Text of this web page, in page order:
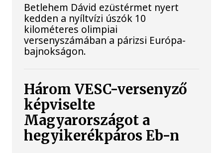
Betlehem Dávid ezüstérmet nyert
kedden a nyíltvízi úszók 10
kilométeres olimpiai
versenyszámában a párizsi Európa-
bajnokságon.
Három VESC-versenyző
képviselte
Magyarországot a
hegyikerékpáros Eb-n